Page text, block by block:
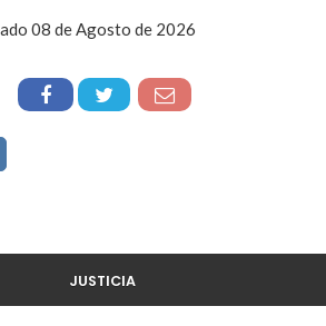
08 de Agosto de 2026
JUSTICIA